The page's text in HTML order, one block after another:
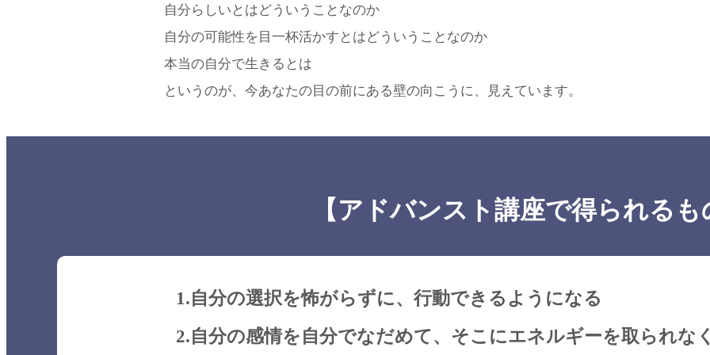
自分らしいとはどういうことなのか
自分の可能性を目一杯活かすとはどういうことなのか
本当の自分で生きるとは
というのが、今あなたの目の前にある壁の向こうに、見えています。
【アドバンスト講座で得られるも
1.自分の選択を怖がらずに、行動できるようになる
2.自分の感情を自分でなだめて、そこにエネルギーを取られな